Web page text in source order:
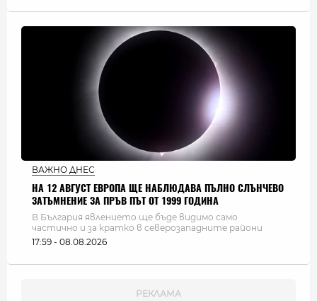
ВАЖНО ДНЕС
НА 12 АВГУСТ ЕВРОПА ЩЕ НАБЛЮДАВА ПЪЛНО СЛЪНЧЕВО
ЗАТЪМНЕНИЕ ЗА ПРЪВ ПЪТ ОТ 1999 ГОДИНА
В България явлението ще бъде видимо само
частично и за кратко в северозападните райони
17:59 - 08.08.2026